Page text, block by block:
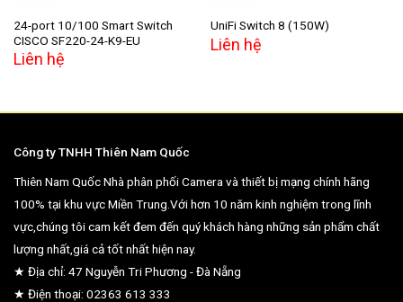
24-port 10/100 Smart Switch
CISCO SF220-24-K9-EU
Liên hệ
UniFi Switch 8 (150W)
Liên hệ
Công ty TNHH Thiên Nam Quốc
Thiên Nam Quốc Nhà phân phối Camera và thiết bị mạng chính hãng
100% tại khu vực Miền Trung.Với hơn 10 năm kinh nghiệm trong lĩnh
vực,chúng tôi cam kết đem đến quý khách hàng những sản phẩm chất
lượng nhất,giá cả tốt nhất hiện nay.
★ Địa chỉ: 47 Nguyễn Tri Phương - Đà Nẵng
★ Điện thoại: 02363 613 333